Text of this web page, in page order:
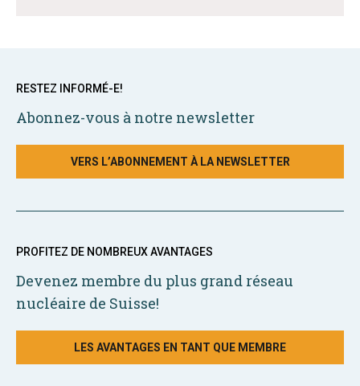
RESTEZ INFORMÉ-E!
Abonnez-vous à notre newsletter
VERS L’ABONNEMENT À LA NEWSLETTER
PROFITEZ DE NOMBREUX AVANTAGES
Devenez membre du plus grand réseau
nucléaire de Suisse!
LES AVANTAGES EN TANT QUE MEMBRE